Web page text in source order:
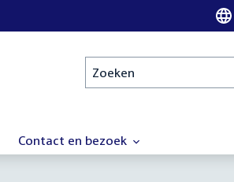
Zoeken
Contact en bezoek